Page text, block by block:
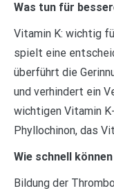
Was tun für
Vitamin K: wichtig
spielt eine
überführt die
und verhindert ein
wichtigen Vitamin
Phyllochinon, das
Wie schnell
Bildung der